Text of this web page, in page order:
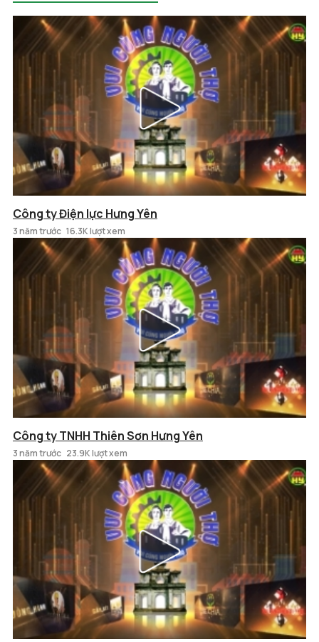
Công ty Điện lực Hưng Yên
3 năm trước 16.3K lượt xem
Công ty TNHH Thiên Sơn Hưng Yên
3 năm trước 23.9K lượt xem